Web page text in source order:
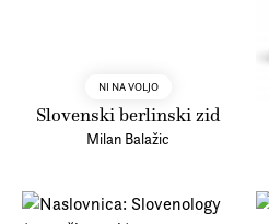
NI NA VOLJO
Slovenski berlinski zid
Milan Balažic